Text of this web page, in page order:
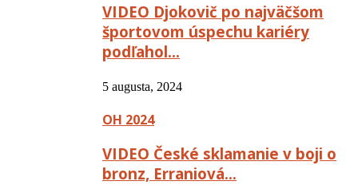
VIDEO Djokovič po najväčšom
športovom úspechu kariéry
podľahol…
5 augusta, 2024
OH 2024
VIDEO České sklamanie v boji o
bronz, Erraniová…